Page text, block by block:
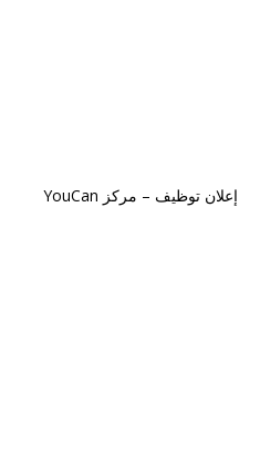
إعلان توظيف – مركز YouCan